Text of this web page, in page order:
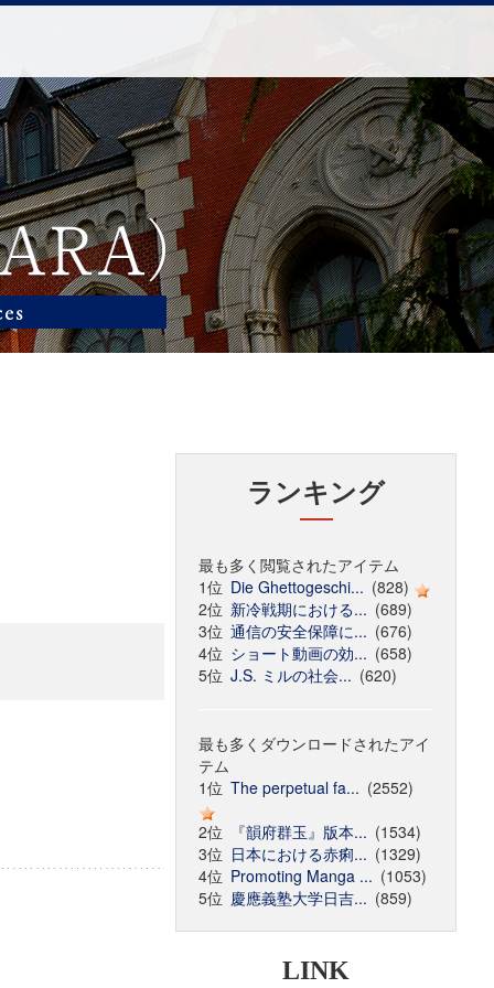
ランキング
最も多く閲覧されたアイテム
1位 Die Ghettogeschi... (828)
2位 新冷戦期における... (689)
3位 通信の安全保障に... (676)
4位 ショート動画の効... (658)
5位 J.S. ミルの社会... (620)
最も多くダウンロードされたアイ
テム
1位 The perpetual fa... (2552)
2位
『韻府群玉』版本... (1534)
3位 日本における赤痢... (1329)
4位 Promoting Manga ... (1053)
5位 慶應義塾大学日吉... (859)
LINK